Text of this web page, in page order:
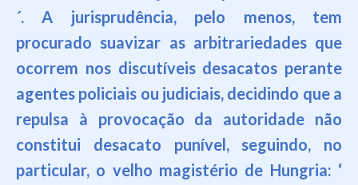
´. A jurisprudência, pelo menos, tem
procurado suavizar as arbitrariedades que
ocorrem nos discutíveis desacatos perante
agentes policiais ou judiciais, decidindo que a
repulsa à provocação da autoridade não
constitui desacato punível, seguindo, no
particular, o velho magistério de Hungria: ‘